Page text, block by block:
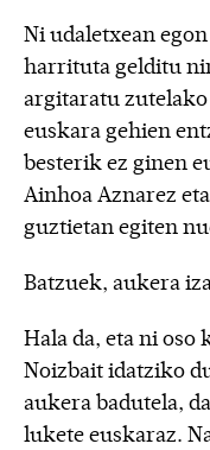
Ni udaletxean
harrituta gelditu
argitaratu
euskara gehien
besterik ez ginen
Ainhoa Aznarez
guztietan egiten
Batzuek, aukera
Hala da, eta ni
Noizbait idatziko
aukera badutela,
lukete euskaraz.